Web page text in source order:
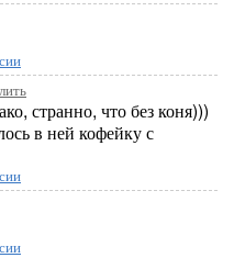
странно, что без коня)))
в ней кофейку с